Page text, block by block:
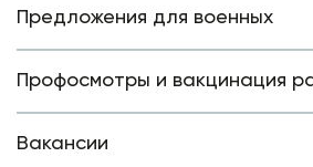
Предложения для военных
Профосмотры и вакцинация
Вакансии